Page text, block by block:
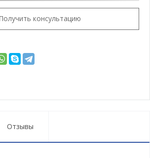
консультацию
Отзывы